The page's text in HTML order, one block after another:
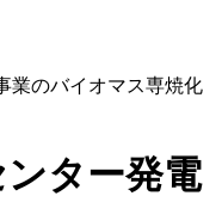
業のバイオマス専焼化
ター発電